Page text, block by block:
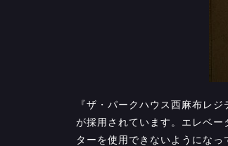
『ザ・パークハウス西麻布レ
が採用されています。エレベ
ターを使用できないようになっ